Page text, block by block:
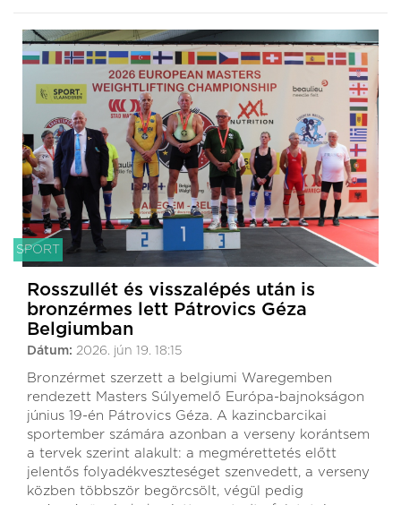
SPORT
Rosszullét és visszalépés után is
bronzérmes lett Pátrovics Géza
Belgiumban
Dátum: 2026. jún 19. 18:15
Bronzérmet szerzett a belgiumi Waregemben
rendezett Masters Súlyemelő Európa-bajnokságon
június 19-én Pátrovics Géza. A kazincbarcikai
sportember számára azonban a verseny korántsem
a tervek szerint alakult: a megmérettetés előtt
jelentős folyadékveszteséget szenvedett, a verseny
közben többször begörcsölt, végül pedig